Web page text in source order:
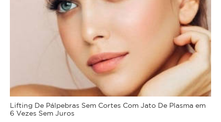
Lifting De Pálpebras Sem Cortes Com Jato De Plasma em
6 Vezes Sem Juros